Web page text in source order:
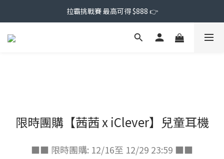
拉霸挑戰賽 最高可得 $888 👉
限時團購【茜茜 x iClever】兒童耳機
■■ 限時團購: 12/16至 12/29 23:59 ■■